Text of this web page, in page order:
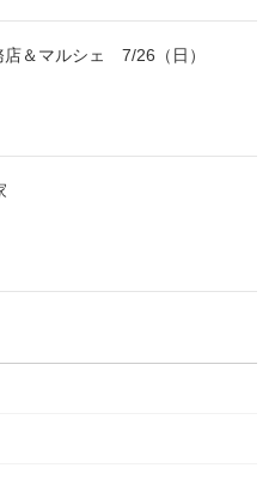
店＆マルシェ 7/26（日）